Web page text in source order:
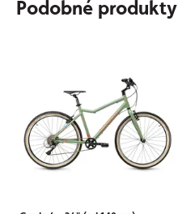
Podobné produkty